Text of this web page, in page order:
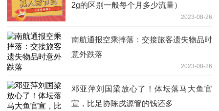
2g的区别一般每个月多少流量）
2023-08-26
南航通报空乘摔落：交接旅客遗失物品时
意外跌落
2023-08-26
邓亚萍刘国梁放心了！体坛落马大鱼官
宣，比足协陈戌源管的钱还多